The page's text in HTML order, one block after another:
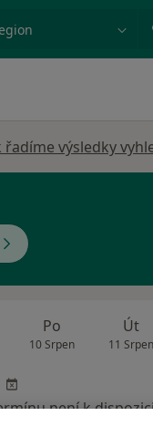
řadíme výsledky
Po
10 Srpen
Út
11 Srpen
není k